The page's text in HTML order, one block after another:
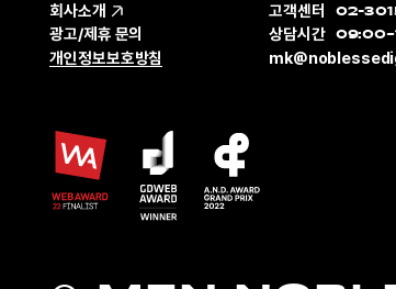
회사소개
광고/제휴 문의
개인정보보호방침
고객센터 02-
상담시간